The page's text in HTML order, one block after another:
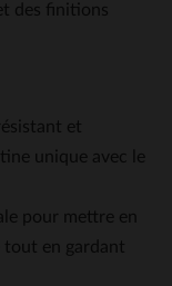
des finitions
et
unique avec le
pour mettre en
tout en gardant